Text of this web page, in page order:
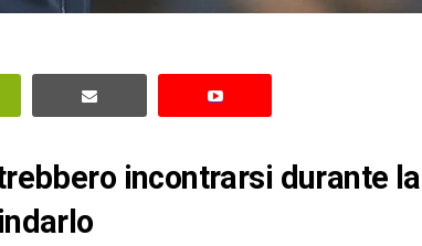
incontrarsi durante la